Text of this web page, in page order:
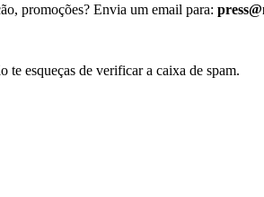
promoções? Envia um email para:
esqueças de verificar a caixa de spam.